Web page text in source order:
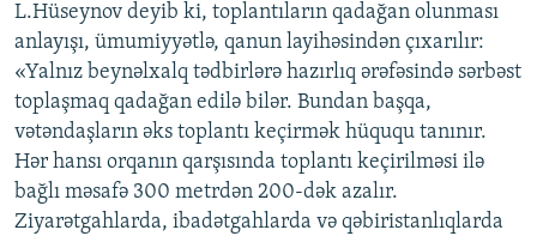
L.Hüseynov deyib ki, toplantıların qadağan olunması
anlayışı, ümumiyyətlə, qanun layihəsindən çıxarılır:
«Yalnız beynəlxalq tədbirlərə hazırlıq ərəfəsində sərbəst
toplaşmaq qadağan edilə bilər. Bundan başqa,
vətəndaşların əks toplantı keçirmək hüququ tanınır.
Hər hansı orqanın qarşısında toplantı keçirilməsi ilə
bağlı məsafə 300 metrdən 200-dək azalır.
Ziyarətgahlarda, ibadətgahlarda və qəbiristanlıqlarda